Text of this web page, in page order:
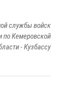
службы войск
по Кемеровской
- Кузбассу